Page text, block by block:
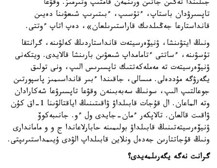
جىلىندا تەگىن جاتىن ورىنمەن قامتىپ وتىرمىز. وقۋعا
تاپسىرۋدان باستاپ، ءتۇسىپ، ءبىتىرىپ شىعۋىنا دەيىن
قانداستارعا جەڭىلدىك قاراستىرىلعان»، دەپ اتاپ ءوتتى.
ونىڭ ايتۋىنشا، ۋنيۆەرسيتەت قانداستاردىڭ كەلۋىنە، گرانتقا
تۇسۋىنە، ءساتتى ءتامامداپ شىعۋىن بارىنشا قالايدى. ويتكەنى
ۋنيۆەرسيتەت تە مەملەكەتتىك تاپسىرىس الىپ، ونى تولىق
يگەرۋگە مۇددەلى. مىسالى، جاقىندا ءبىر قانداسىمىز پاسپورتىن
جوعالتىپ الىپ، سونىڭ سەبەبىنەن وقۋعا تاپسىرۋعا شەكارادان
وتە الماعان. ال قۇجات قابىلداۋ ۋاقىتىنىڭ اياقتالۋىنا 1-اق كۇن
ۋاقىت قالعان. تالاپكەر ءمان-جايدى ول ءو. جانىبەكوۆ
ۋنيۆەرسيتەتىنىڭ قابىلداۋ بولىمىنە حابارلاعاندا ج و و ماماندارى
ونىڭ قۇجاتتارىن جەدەل ونلاين قابىلداپ الۋدى ۇيىمداستىرىپتى.
گرانت نەگە يگەرىلمەيدى؟